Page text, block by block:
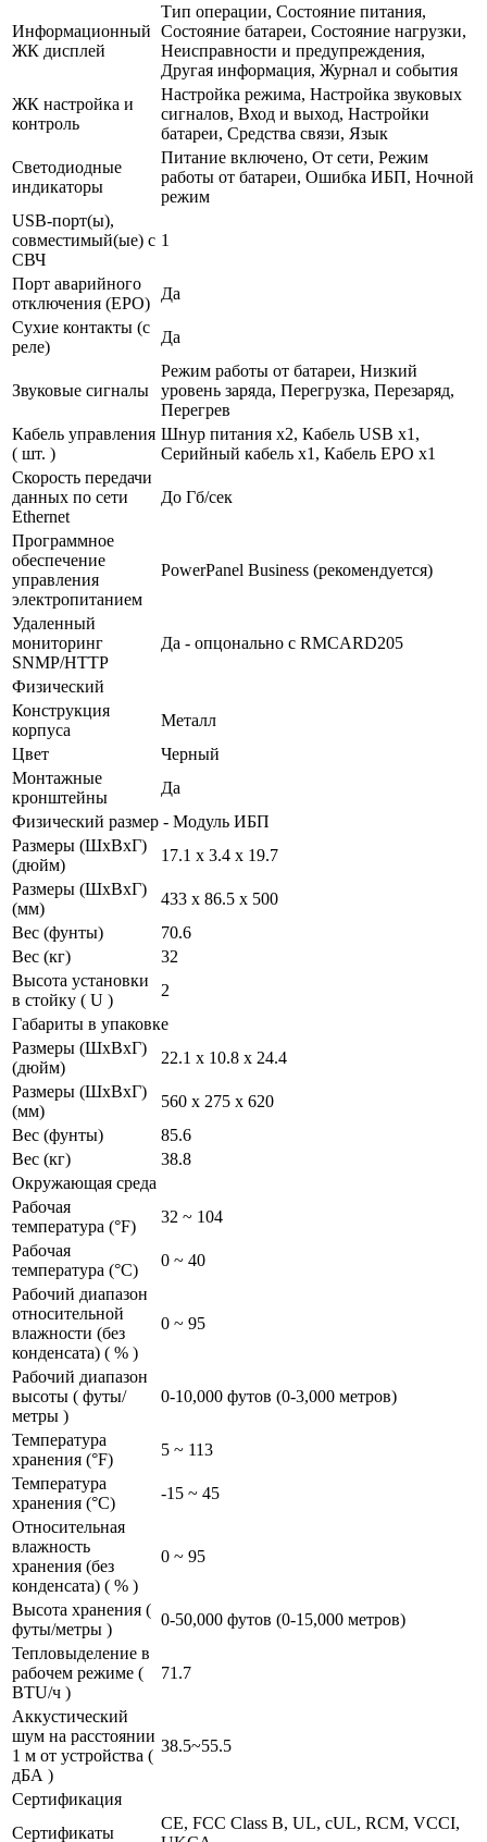
Информационный
ЖК дисплей
Тип операции, Состояние питания,
Состояние батареи, Состояние нагрузки,
Неисправности и предупреждения,
Другая информация, Журнал и события
ЖК настройка и
контроль
Настройка режима, Настройка звуковых
сигналов, Вход и выход, Настройки
батареи, Средства связи, Язык
Светодиодные
индикаторы
Питание включено, От сети, Режим
работы от батареи, Ошибка ИБП, Ночной
режим
USB-порт(ы),
совместимый(ые) с
СВЧ
1
Порт аварийного
отключения (EPO)
Да
Сухие контакты (с
реле)
Да
Звуковые сигналы
Режим работы от батареи, Низкий
уровень заряда, Перегрузка, Перезаряд,
Перегрев
Кабель управления
( шт. )
Шнур питания х2, Кабель USB х1,
Серийный кабель х1, Кабель EPO х1
Скорость передачи
данных по сети
Ethernet
До Гб/сек
Программное
обеспечение
управления
электропитанием
PowerPanel Business (рекомендуется)
Удаленный
мониторинг
SNMP/HTTP
Да - опцонально с RMCARD205
Физический
Конструкция
корпуса
Металл
Цвет
Черный
Монтажные
кронштейны
Да
Физический размер - Модуль ИБП
Размеры (ШхВхГ)
(дюйм)
17.1 x 3.4 x 19.7
Размеры (ШхВхГ)
(мм)
433 x 86.5 x 500
Вес (фунты)
70.6
Вес (кг)
32
Высота установки
в стойку ( U )
2
Габариты в упаковке
Размеры (ШхВхГ)
(дюйм)
22.1 x 10.8 x 24.4
Размеры (ШхВхГ)
(мм)
560 x 275 x 620
Вес (фунты)
85.6
Вес (кг)
38.8
Окружающая среда
Рабочая
температура (°F)
32 ~ 104
Рабочая
температура (°C)
0 ~ 40
Рабочий диапазон
относительной
влажности (без
конденсата) ( % )
0 ~ 95
Рабочий диапазон
высоты ( футы/
метры )
0-10,000 футов (0-3,000 метров)
Температура
хранения (°F)
5 ~ 113
Температура
хранения (°C)
-15 ~ 45
Относительная
влажность
хранения (без
конденсата) ( % )
0 ~ 95
Высота хранения (
футы/метры )
0-50,000 футов (0-15,000 метров)
Тепловыделение в
рабочем режиме (
BTU/ч )
71.7
Аккустический
шум на расстоянии
1 м от устройства (
дБА )
38.5~55.5
Сертификация
Сертификаты
CE, FCC Class B, UL, cUL, RCM, VCCI,